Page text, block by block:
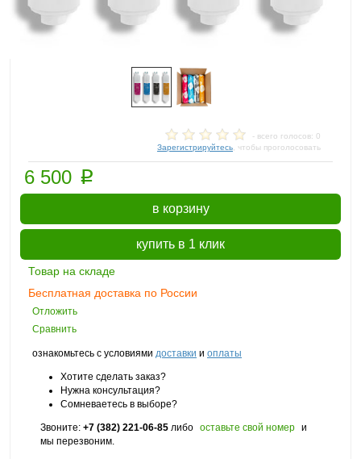
- всего голосов: 0
Зарегистрируйтесь , чтобы проголосовать
6 500 p
в корзину
купить в 1 клик
Товар на складе
Бесплатная доставка по России
Отложить
Сравнить
ознакомьтесь с условиями доставки и оплаты
Хотите сделать заказ?
Нужна консультация?
Сомневаетесь в выборе?
Звоните: +7 (382) 221-06-85 либо оставьте свой номер и
мы перезвоним.